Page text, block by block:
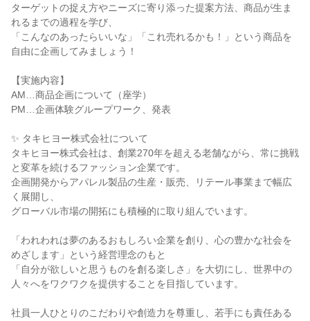
ターゲットの捉え方やニーズに寄り添った提案方法、商品が生ま
れるまでの過程を学び、
「こんなのあったらいいな」「これ売れるかも！」という商品を
自由に企画してみましょう！
【実施内容】
AM…商品企画について（座学）
PM…企画体験グループワーク、発表
✨ タキヒヨー株式会社について
タキヒヨー株式会社は、創業270年を超える老舗ながら、常に挑戦
と変革を続けるファッション企業です。
企画開発からアパレル製品の生産・販売、リテール事業まで幅広
く展開し、
グローバル市場の開拓にも積極的に取り組んでいます。
「われわれは夢のあるおもしろい企業を創り、心の豊かな社会を
めざします」という経営理念のもと
「自分が欲しいと思うものを創る楽しさ」を大切にし、世界中の
人々へをワクワクを提供することを目指しています。
社員一人ひとりのこだわりや創造力を尊重し、若手にも責任ある